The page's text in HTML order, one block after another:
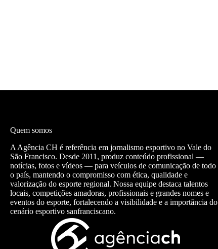
Quem somos
A Agência CH é referência em jornalismo esportivo no Vale do
São Francisco. Desde 2011, produz conteúdo profissional —
notícias, fotos e vídeos — para veículos de comunicação de todo
o país, mantendo o compromisso com ética, qualidade e
valorização do esporte regional. Nossa equipe destaca talentos
locais, competições amadoras, profissionais e grandes nomes e
eventos do esporte, fortalecendo a visibilidade e a importância do
cenário esportivo sanfranciscano.